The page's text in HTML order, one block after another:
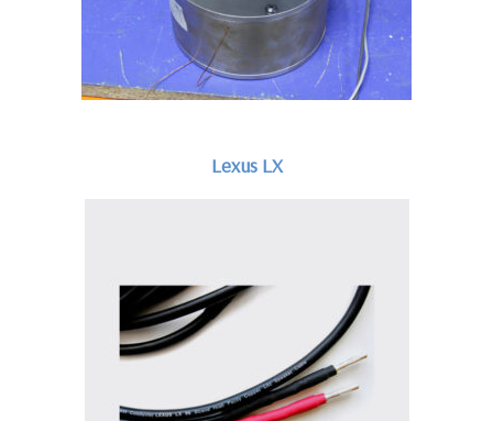
Lexus LX